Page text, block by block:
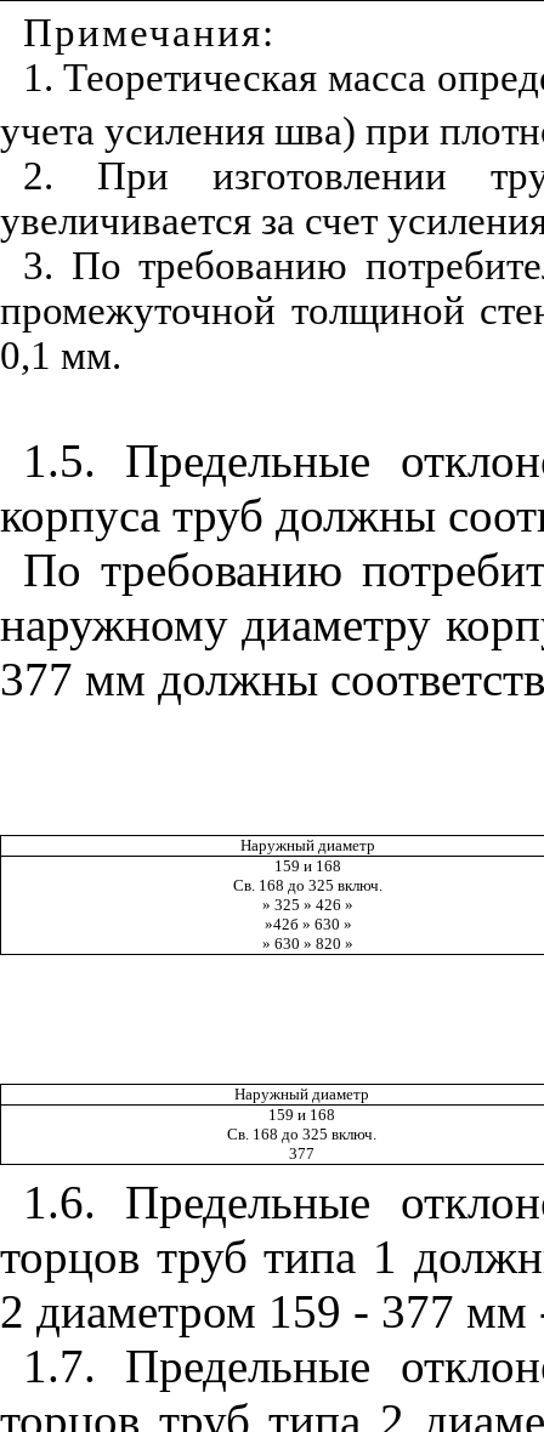
Примечания:
1. Теоретическая масса
учета усиления шва) при
2. При изготовлении
увеличивается за счет
3. По требованию
промежуточной толщиной
0,1 мм.
1.5. Предельные
корпуса труб должны
По требованию
наружному диаметру
377 мм должны
Наружный диаметр
159 и 168
Св. 168 до 325 включ.
» 325 » 426 »
»42б » 630 »
» 630 » 820 »
Наружный диаметр
159 и 168
Св. 168 до 325 включ.
377
1.6. Предельные
торцов труб типа 1
2 диаметром 159 - 377
1.7. Предельные
торцов труб типа 2